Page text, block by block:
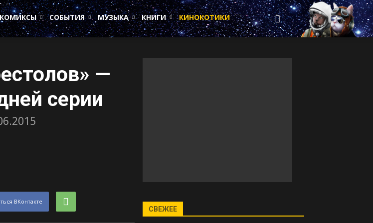
СОБЫТИЯ МУЗЫКА КНИГИ КИНОКОТИКИ
—
серии
ВКонтакте
СВЕЖЕЕ